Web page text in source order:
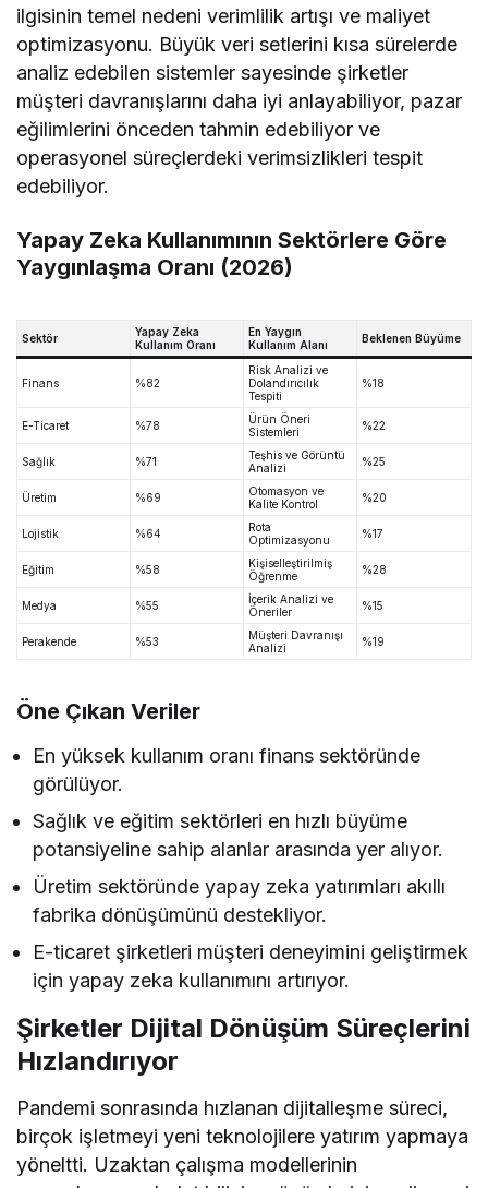
ilgisinin temel nedeni verimlilik artışı ve maliyet
optimizasyonu. Büyük veri setlerini kısa sürelerde
analiz edebilen sistemler sayesinde şirketler
müşteri davranışlarını daha iyi anlayabiliyor, pazar
eğilimlerini önceden tahmin edebiliyor ve
operasyonel süreçlerdeki verimsizlikleri tespit
edebiliyor.
Yapay Zeka Kullanımının Sektörlere Göre
Yaygınlaşma Oranı (2026)
Sektör
Yapay Zeka
Kullanım Oranı
En Yaygın
Kullanım Alanı
Beklenen Büyüme
Finans %82
Risk Analizi ve
Dolandırıcılık
Tespiti
%18
E-Ticaret %78
Ürün Öneri
Sistemleri
%22
Sağlık %71
Teşhis ve Görüntü
Analizi
%25
Üretim %69
Otomasyon ve
Kalite Kontrol
%20
Lojistik %64
Rota
Optimizasyonu
%17
Eğitim %58
Kişiselleştirilmiş
Öğrenme
%28
Medya %55
İçerik Analizi ve
Öneriler
%15
Perakende %53
Müşteri Davranışı
Analizi
%19
Öne Çıkan Veriler
En yüksek kullanım oranı finans sektöründe
görülüyor.
Sağlık ve eğitim sektörleri en hızlı büyüme
potansiyeline sahip alanlar arasında yer alıyor.
Üretim sektöründe yapay zeka yatırımları akıllı
fabrika dönüşümünü destekliyor.
E-ticaret şirketleri müşteri deneyimini geliştirmek
için yapay zeka kullanımını artırıyor.
Şirketler Dijital Dönüşüm Süreçlerini
Hızlandırıyor
Pandemi sonrasında hızlanan dijitalleşme süreci,
birçok işletmeyi yeni teknolojilere yatırım yapmaya
yöneltti. Uzaktan çalışma modellerinin